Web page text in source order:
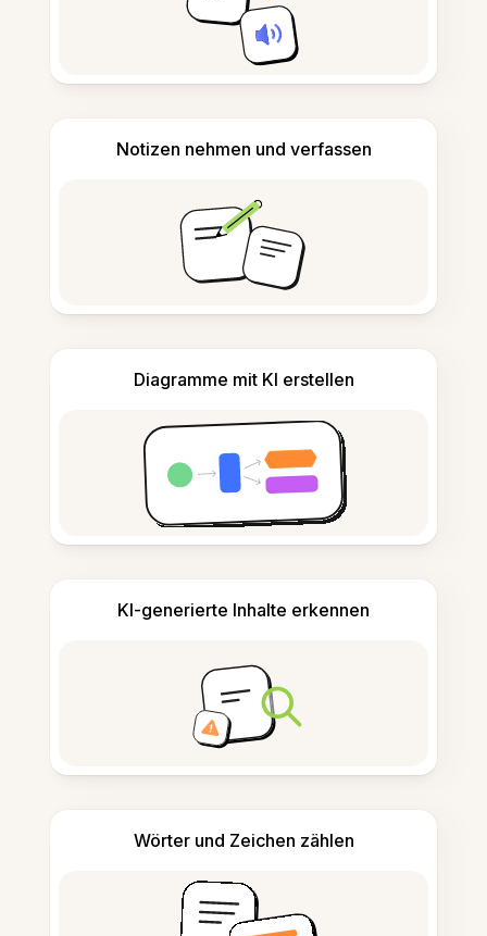
Notizen nehmen und verfassen
Diagramme mit KI erstellen
KI-generierte Inhalte erkennen
Wörter und Zeichen zählen